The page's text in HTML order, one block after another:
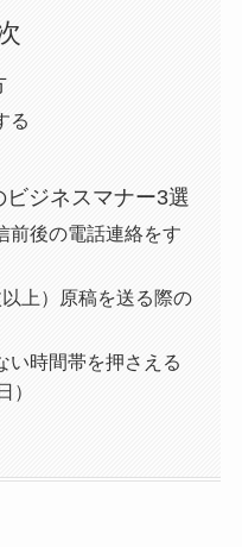
る
ジネスマナー3選
前後の電話連絡をす
上）原稿を送る際の
い時間帯を押さえる
）